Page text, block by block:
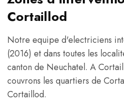
Cortaillod
Notre equipe d'electriciens
(2016) et dans toutes les
canton de Neuchatel. A
couvrons les quartiers de
Cortaillod.